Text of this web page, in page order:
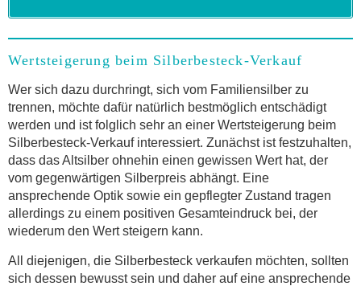
Wertsteigerung beim Silberbesteck-Verkauf
Wer sich dazu durchringt, sich vom Familiensilber zu
trennen, möchte dafür natürlich bestmöglich entschädigt
werden und ist folglich sehr an einer Wertsteigerung beim
Silberbesteck-Verkauf interessiert. Zunächst ist festzuhalten,
dass das Altsilber ohnehin einen gewissen Wert hat, der
vom gegenwärtigen Silberpreis abhängt. Eine
ansprechende Optik sowie ein gepflegter Zustand tragen
allerdings zu einem positiven Gesamteindruck bei, der
wiederum den Wert steigern kann.
All diejenigen, die Silberbesteck verkaufen möchten, sollten
sich dessen bewusst sein und daher auf eine ansprechende